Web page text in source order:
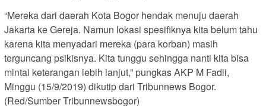
“Mereka dari daerah Kota Bogor hendak menuju daerah
Jakarta ke Gereja. Namun lokasi spesifiknya kita belum tahu
karena kita menyadari mereka (para korban) masih
terguncang psikisnya. Kita tunggu sehingga nanti kita bisa
mintai keterangan lebih lanjut,” pungkas AKP M Fadli,
Minggu (15/9/2019) dikutip dari Tribunnews Bogor.
(Red/Sumber Tribunnewsbogor)